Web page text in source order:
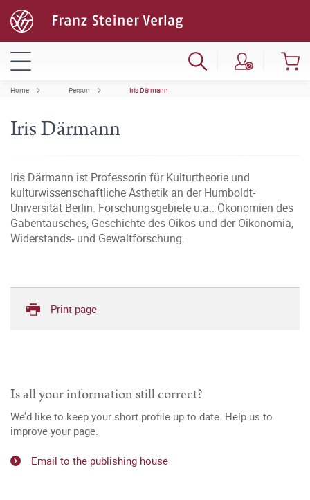
Home Person Iris Därmann
Iris Därmann
Iris Därmann ist Professorin für Kulturtheorie und
kulturwissenschaftliche Ästhetik an der Humboldt-
Universität Berlin. Forschungsgebiete u.a.: Ökonomien des
Gabentausches, Geschichte des Oikos und der Oikonomia,
Widerstands- und Gewaltforschung.
Print page
Is all your information still correct?
We’d like to keep your short profile up to date. Help us to
improve your page.
Email to the publishing house